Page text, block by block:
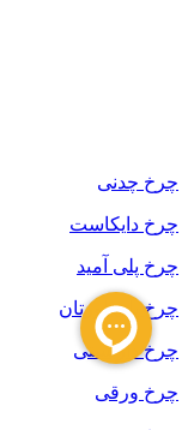
چرخ چدنی
چرخ دایکاست
چرخ پلی آمید
چرخ پلی اورتان
چرخ داربستی
چرخ ورقی